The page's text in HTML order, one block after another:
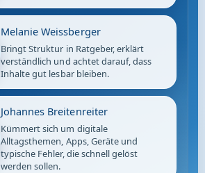
Melanie Weissberger
Bringt Struktur in Ratgeber, erklärt
verständlich und achtet darauf, dass
Inhalte gut lesbar bleiben.
Johannes Breitenreiter
Kümmert sich um digitale
Alltagsthemen, Apps, Geräte und
typische Fehler, die schnell gelöst
werden sollen.